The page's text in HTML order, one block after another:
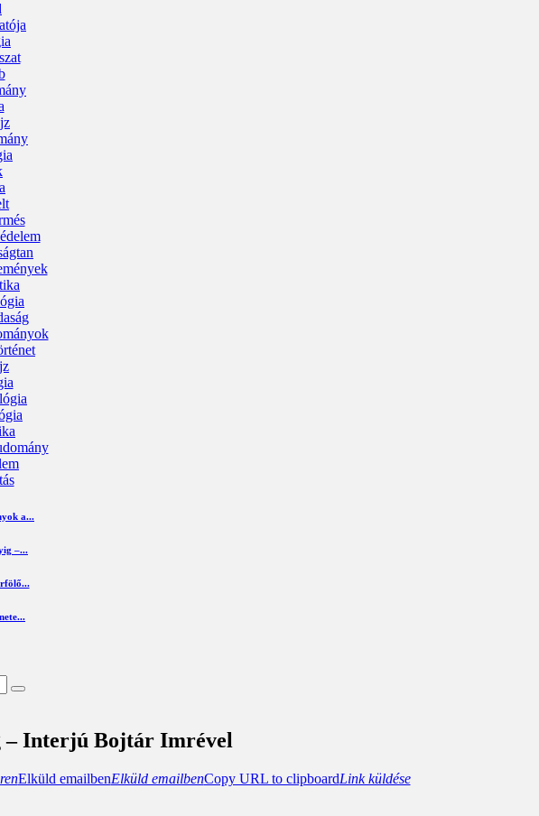
a...
–...
– Interjú Bojtár Imrével
Elküld emailbenElküld emailbenCopy URL to clipboardLink küldése